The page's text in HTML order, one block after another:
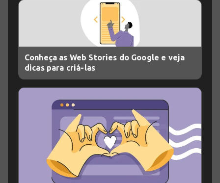
Conheça as Web Stories do Google e veja
dicas para criá-las